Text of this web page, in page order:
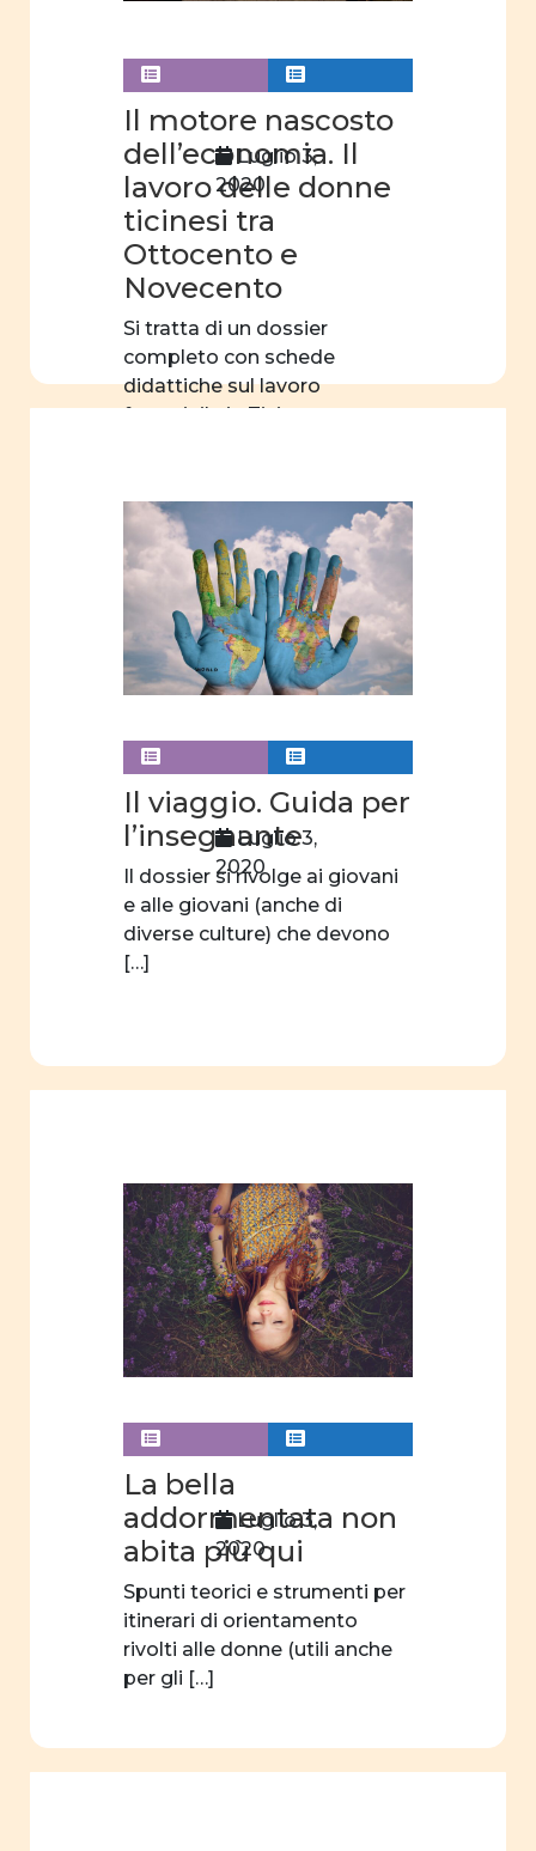
donne
e
teatro
professionali
sessuale
ruolo
sociale
e
politico
Costituzione
della
parità
Analisi
scuola
dell'obbligo
parità
gender
paternità
immagini
riviste
online
Articoli
progetto
formativo
linguaggio
Il motore nascosto
dell’economia. Il
lavoro delle donne
ticinesi tra
Ottocento e
Novecento
Si tratta di un dossier
completo con schede
didattiche sul lavoro
femminile in Ticino
Luglio 3,
2020
Il viaggio. Guida per
l’insegnante
Il dossier si rivolge ai giovani
e alle giovani (anche di
diverse culture) che devono
[…]
Luglio 3,
2020
La bella
addormentata non
abita più qui
Spunti teorici e strumenti per
itinerari di orientamento
rivolti alle donne (utili anche
per gli […]
Luglio 3,
2020